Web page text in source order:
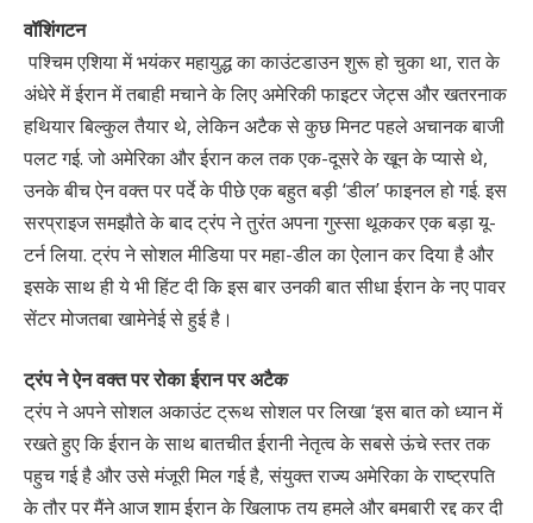
वॉशिंगटन
पश्चिम एशिया में भयंकर महायुद्ध का काउंटडाउन शुरू हो चुका था, रात के
अंधेरे में ईरान में तबाही मचाने के लिए अमेरिकी फाइटर जेट्स और खतरनाक
हथियार बिल्कुल तैयार थे, लेकिन अटैक से कुछ मिनट पहले अचानक बाजी
पलट गई. जो अमेरिका और ईरान कल तक एक-दूसरे के खून के प्यासे थे,
उनके बीच ऐन वक्त पर पर्दे के पीछे एक बहुत बड़ी ‘डील’ फाइनल हो गई. इस
सरप्राइज समझौते के बाद ट्रंप ने तुरंत अपना गुस्सा थूककर एक बड़ा यू-
टर्न लिया. ट्रंप ने सोशल मीडिया पर महा-डील का ऐलान कर दिया है और
इसके साथ ही ये भी हिंट दी कि इस बार उनकी बात सीधा ईरान के नए पावर
सेंटर मोजतबा खामेनेई से हुई है।
ट्रंप ने ऐन वक्त पर रोका ईरान पर अटैक
ट्रंप ने अपने सोशल अकाउंट ट्रूथ सोशल पर लिखा ‘इस बात को ध्यान में
रखते हुए कि ईरान के साथ बातचीत ईरानी नेतृत्व के सबसे ऊंचे स्तर तक
पहुच गई है और उसे मंजूरी मिल गई है, संयुक्त राज्य अमेरिका के राष्ट्रपति
के तौर पर मैंने आज शाम ईरान के खिलाफ तय हमले और बमबारी रद्द कर दी